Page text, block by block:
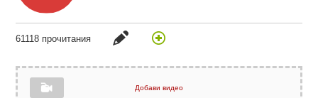
61118 прочитания
Добави видео